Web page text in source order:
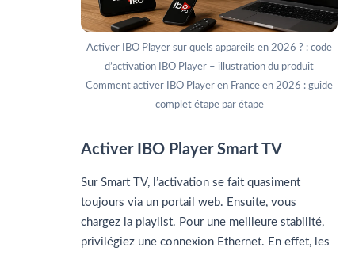
Activer IBO Player sur quels appareils en 2026 ? : code
d’activation IBO Player – illustration du produit
Comment activer IBO Player en France en 2026 : guide
complet étape par étape
Activer IBO Player Smart TV
Sur Smart TV, l’activation se fait quasiment
toujours via un portail web. Ensuite, vous
chargez la playlist. Pour une meilleure stabilité,
privilégiez une connexion Ethernet. En effet, les